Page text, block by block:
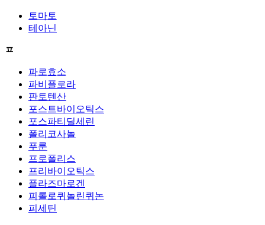
토마토
테아닌
ㅍ
파로효소
파비플로라
판토텐산
포스트바이오틱스
포스파티딜세린
폴리코사놀
푸룬
프로폴리스
프리바이오틱스
플라즈마로겐
피롤로퀴놀린퀴논
피세틴